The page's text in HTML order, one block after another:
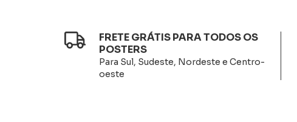
FRETE GRÁTIS PARA TODOS OS
POSTERS
Para Sul, Sudeste, Nordeste e Centro-
oeste